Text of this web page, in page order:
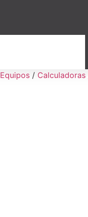
Equipos / Calculadoras